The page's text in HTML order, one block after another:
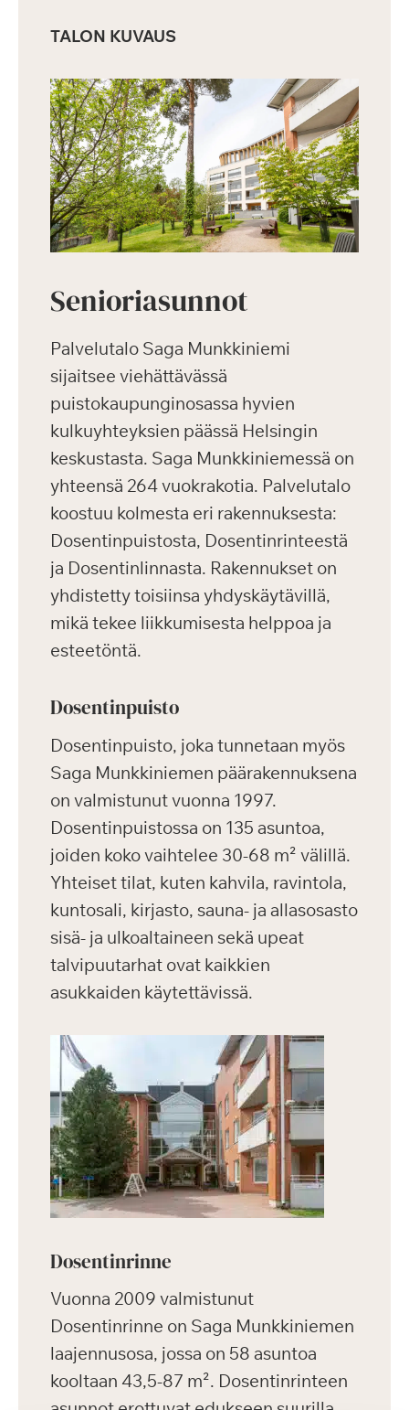
TALON KUVAUS
Senioriasunnot
Palvelutalo Saga Munkkiniemi
sijaitsee viehättävässä
puistokaupunginosassa hyvien
kulkuyhteyksien päässä Helsingin
keskustasta. Saga Munkkiniemessä on
yhteensä 264 vuokrakotia. Palvelutalo
koostuu kolmesta eri rakennuksesta:
Dosentinpuistosta, Dosentinrinteestä
ja Dosentinlinnasta. Rakennukset on
yhdistetty toisiinsa yhdyskäytävillä,
mikä tekee liikkumisesta helppoa ja
esteetöntä.
Dosentinpuisto
Dosentinpuisto, joka tunnetaan myös
Saga Munkkiniemen päärakennuksena
on valmistunut vuonna 1997.
Dosentinpuistossa on 135 asuntoa,
joiden koko vaihtelee 30-68 m² välillä.
Yhteiset tilat, kuten kahvila, ravintola,
kuntosali, kirjasto, sauna- ja allasosasto
sisä- ja ulkoaltaineen sekä upeat
talvipuutarhat ovat kaikkien
asukkaiden käytettävissä.
Dosentinrinne
Vuonna 2009 valmistunut
Dosentinrinne on Saga Munkkiniemen
laajennusosa, jossa on 58 asuntoa
kooltaan 43,5-87 m². Dosentinrinteen